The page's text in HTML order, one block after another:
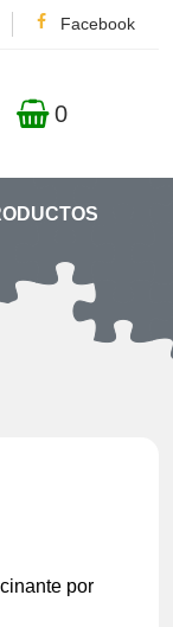
Facebook
0
por